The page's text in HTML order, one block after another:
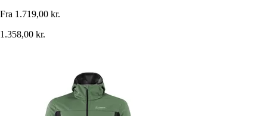
Fra 1.719,00 kr.
1.358,00 kr.